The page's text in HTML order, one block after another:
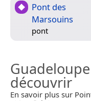
Pont des
Marsouins
pont
Guadeloupe
découvrir
En savoir plus sur